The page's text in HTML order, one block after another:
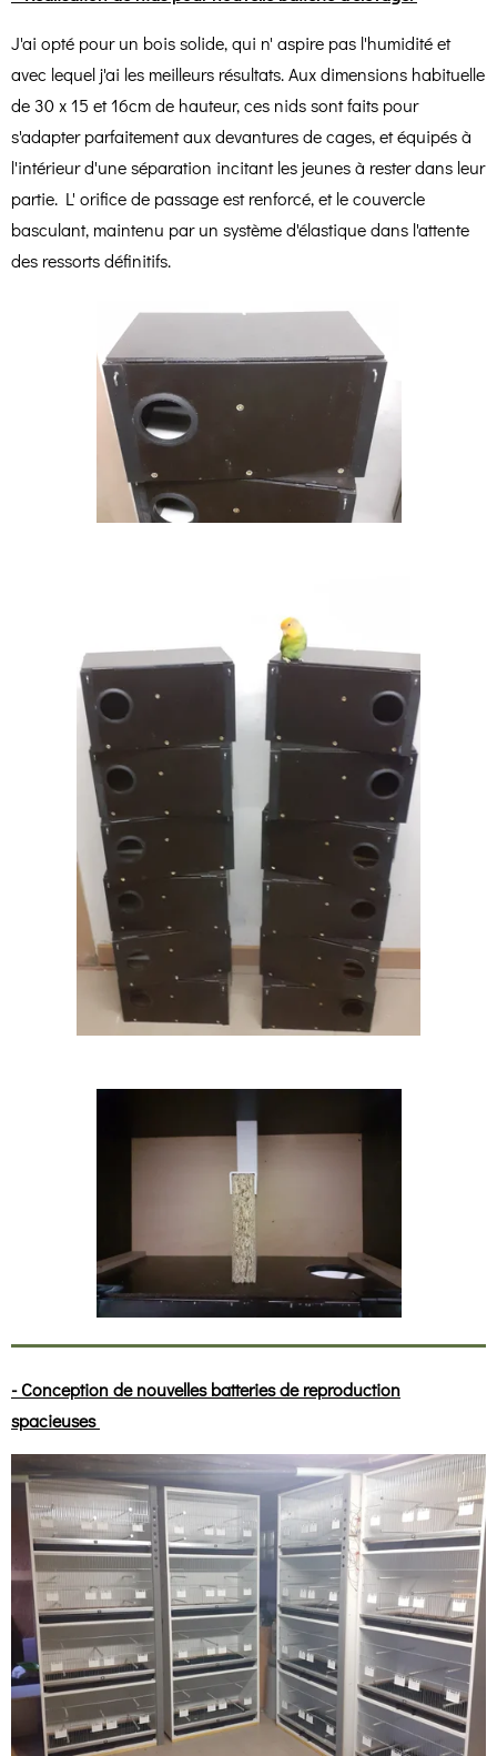
J'ai opté pour un bois solide, qui n' aspire pas l'humidité et
avec lequel j'ai les meilleurs résultats. Aux dimensions habituelle
de 30 x 15 et 16cm de hauteur, ces nids sont faits pour
s'adapter parfaitement aux devantures de cages, et équipés à
l'intérieur d'une séparation incitant les jeunes à rester dans leur
partie. L' orifice de passage est renforcé, et le couvercle
basculant, maintenu par un système d'élastique dans l'attente
des ressorts définitifs.
- Conception de nouvelles batteries de reproduction
spacieuses